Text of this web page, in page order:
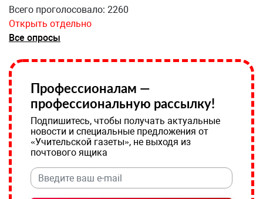
Всего проголосовало: 2260
Открыть отдельно
Все опросы
Профессионалам —
профессиональную рассылку!
Подпишитесь, чтобы получать актуальные
новости и специальные предложения от
«Учительской газеты», не выходя из
почтового ящика